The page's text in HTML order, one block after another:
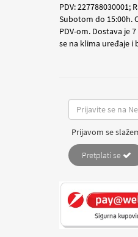
PDV: 227788030001;
Subotom do 15:00h.
PDV-om. Dostava je
se na klima uređaje i
Prijavom se
Pretplati se